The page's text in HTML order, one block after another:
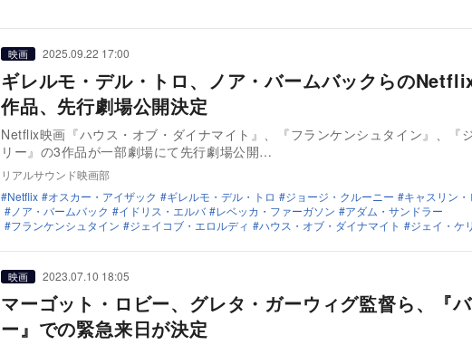
映画 2025.09.22 17:00
ギレルモ・デル・トロ、ノア・バームバックらの
作品、先行劇場公開決定
Netflix映画『ハウス・オブ・ダイナマイト』、『フランケンシュタイン』、『
リー』の3作品が一部劇場にて先行劇場公開…
リアルサウンド映画部
Netflix
オスカー・アイザック ギレルモ・デル・トロ ジョージ・クルーニー
キャスリン
ノア・バームバック
イドリス・エルバ レベッカ・ファーガソン
アダム・サンドラー
フランケンシュタイン
ジェイコブ・エロルディ ハウス・オブ・ダイナマイト ジェイ・ケ
映画 2023.07.10 18:05
マーゴット・ロビー、グレタ・ガーウィグ監督ら、『
ー』での緊急来日が決定